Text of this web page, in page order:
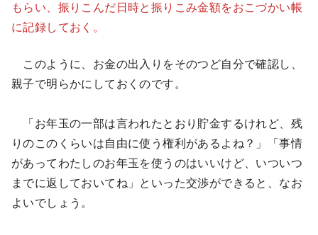
もらい、振りこんだ日時と振りこみ金額をおこづかい帳
に記録しておく。
このように、お金の出入りをそのつど自分で確認し、
親子で明らかにしておくのです。
「お年玉の一部は言われたとおり貯金するけれど、残
りのこのくらいは自由に使う権利があるよね？」「事情
があってわたしのお年玉を使うのはいいけど、いついつ
までに返しておいてね」といった交渉ができると、なお
よいでしょう。